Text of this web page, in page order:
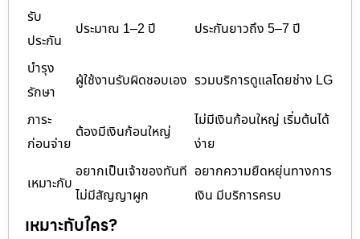
รับ
ประกัน
ประมาณ 1–2 ปี ประกันยาวถึง 5–7 ปี
บำรุง
รักษา
ผู้ใช้งานรับผิดชอบเอง รวมบริการดูแลโดยช่าง LG
ภาระ
ก่อนจ่าย
ต้องมีเงินก้อนใหญ่
ไม่มีเงินก้อนใหญ่ เริ่มต้นได้
ง่าย
เหมาะกับ
อยากเป็นเจ้าของทันที
ไม่มีสัญญาผูก
อยากความยืดหยุ่นทางการ
เงิน มีบริการครบ
เหมาะกับใคร?